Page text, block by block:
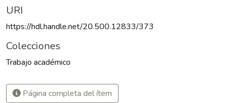
URI
https://hdl.handle.net/20.500.12833/373
Colecciones
Trabajo académico
Página completa del ítem